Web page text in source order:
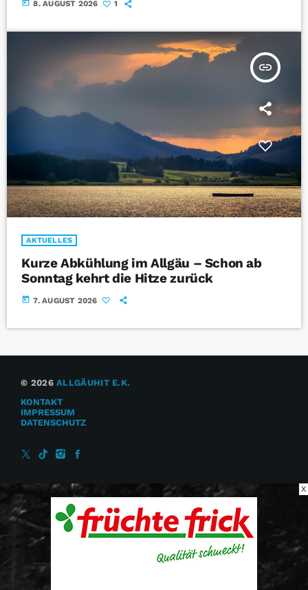
today 8. AUGUST 2026 1
insert_link
AKTUELLES
Kurze Abkühlung im Allgäu – Schon ab
Sonntag kehrt die Hitze zurück
today 7. AUGUST 2026
© 2026ALLGÄUHIT E.K.
KONTAKT
IMPRESSUM
DATENSCHUTZ
X